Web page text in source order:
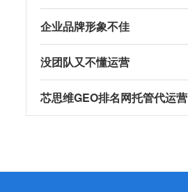
企业品牌形象不佳
没团队又不懂运营
芯思维GEO排名网托管代运营